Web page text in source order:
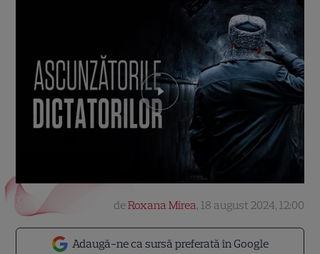
Adaugă-ne ca sursă preferată în Google
deRoxana Mirea, 18 august 2024, 12:00